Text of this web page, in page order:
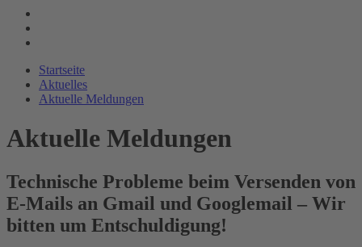
Startseite
Aktuelles
Aktuelle Meldungen
Aktuelle Meldungen
Technische Probleme beim Versenden von
E-Mails an Gmail und Googlemail – Wir
bitten um Entschuldigung!